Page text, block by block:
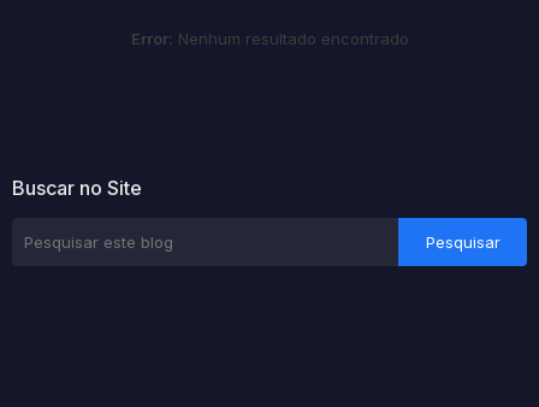
Error: Nenhum resultado encontrado
Buscar no Site